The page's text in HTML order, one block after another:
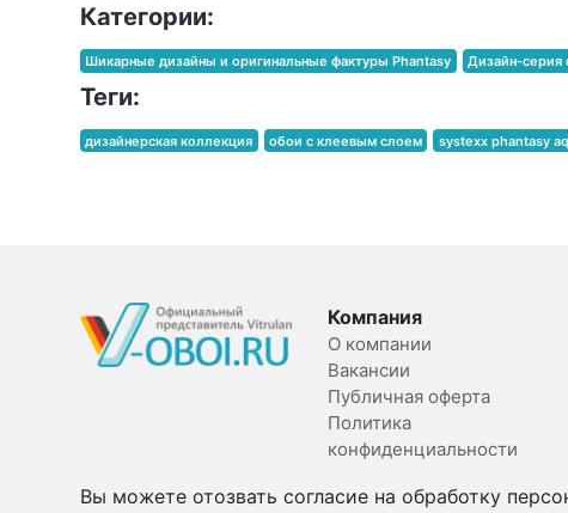
Категории:
Шикарные дизайны и оригинальные фактуры Phantasy Дизайн-серия
Теги:
дизайнерская коллекция обои с клеевым слоем systexx phantasy
Компания
О компании
Вакансии
Публичная оферта
Политика
конфиденциальности
Вы можете отозвать согласие на обработку